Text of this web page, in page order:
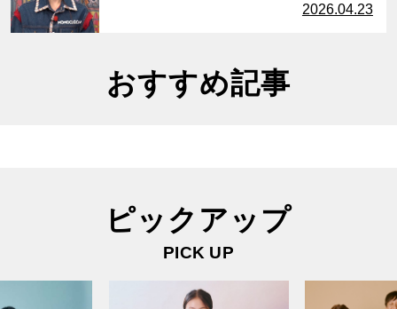
2026.04.23
おすすめ記事
ピックアップ
PICK UP